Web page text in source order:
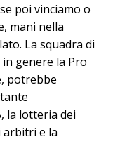
poi vinciamo o
mani nella
La squadra di
genere la Pro
potrebbe
la lotteria dei
arbitri e la